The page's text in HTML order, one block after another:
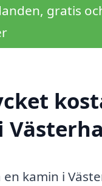
gratis
kamin i